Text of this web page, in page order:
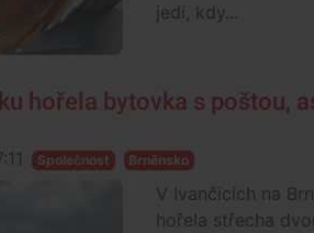
jedí, kdy...
hořela bytovka s poštou,
Společnost Brněnsko
V Ivančicích na
hořela střecha